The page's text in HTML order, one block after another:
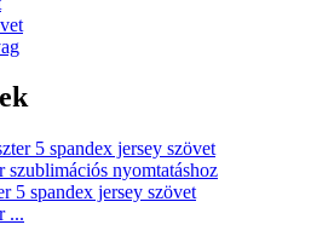
5 spandex jersey szövet
...